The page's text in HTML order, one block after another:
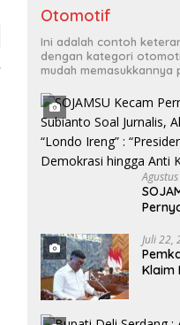
Otomotif
Ini adalah contoh
dengan kategori
mudah memasukkannya
Juli 22,
Klaim
Soal